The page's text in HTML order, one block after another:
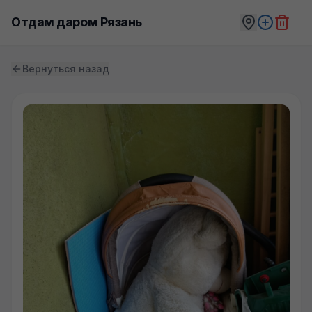
Отдам даром Рязань
Вернуться назад